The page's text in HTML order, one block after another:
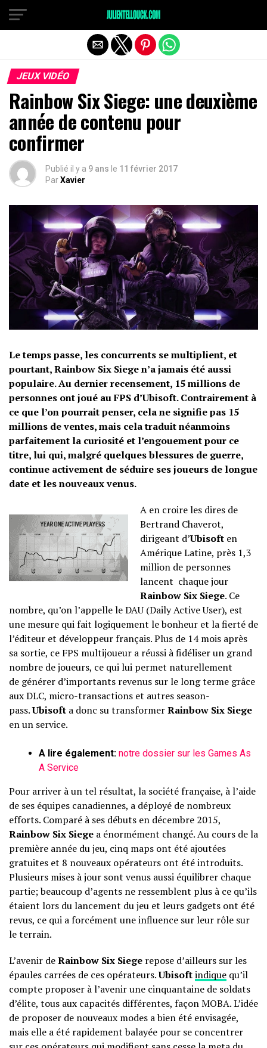
JEUX VIDÉO
Rainbow Six Siege: une deuxième
année de contenu pour
confirmer
Publié il y a 9 ans le 11 février 2017
ParXavier
Le temps passe, les concurrents se multiplient, et
pourtant, Rainbow Six Siege n’a jamais été aussi
populaire. Au dernier recensement, 15 millions de
personnes ont joué au FPS d’Ubisoft. Contrairement à
ce que l’on pourrait penser, cela ne signifie pas 15
millions de ventes, mais cela traduit néanmoins
parfaitement la curiosité et l’engouement pour ce
titre, lui qui, malgré quelques blessures de guerre,
continue activement de séduire ses joueurs de longue
date et les nouveaux venus.
A en croire les dires de
Bertrand Chaverot,
dirigeant d’Ubisoft en
Amérique Latine, près 1,3
million de personnes
lancent chaque jour
Rainbow Six Siege. Ce
nombre, qu’on l’appelle le DAU (Daily Active User), est
une mesure qui fait logiquement le bonheur et la fierté de
l’éditeur et développeur français. Plus de 14 mois après
sa sortie, ce FPS multijoueur a réussi à fidéliser un grand
nombre de joueurs, ce qui lui permet naturellement
de générer d’importants revenus sur le long terme grâce
aux DLC, micro-transactions et autres season-
pass.Ubisoft a donc su transformerRainbow Six Siege
en un service.
A lire également: notre dossier sur les Games As
A Service
Pour arriver à un tel résultat, la société française, à l’aide
de ses équipes canadiennes, a déployé de nombreux
efforts. Comparé à ses débuts en décembre 2015,
Rainbow Six Siege a énormément changé. Au cours de la
première année du jeu, cinq maps ont été ajoutées
gratuites et 8 nouveaux opérateurs ont été introduits.
Plusieurs mises à jour sont venus aussi équilibrer chaque
partie; beaucoup d’agents ne ressemblent plus à ce qu’ils
étaient lors du lancement du jeu et leurs gadgets ont été
revus, ce qui a forcément une influence sur leur rôle sur
le terrain.
L’avenir deRainbow Six Siege repose d’ailleurs sur les
épaules carrées de ces opérateurs.Ubisoftindique qu’il
compte proposer à l’avenir une cinquantaine de soldats
d’élite, tous aux capacités différentes, façon MOBA. L’idée
de proposer de nouveaux modes a bien été envisagée,
mais elle a été rapidement balayée pour se concentrer